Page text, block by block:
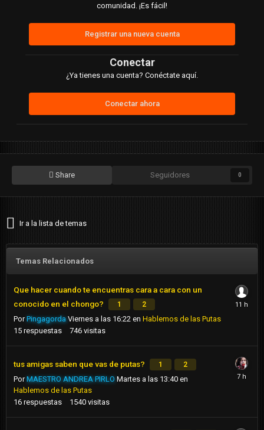
comunidad. ¡Es fácil!
Registrar una nueva cuenta
Conectar
¿Ya tienes una cuenta? Conéctate aquí.
Conectar ahora
Share Seguidores 0
Ir a la lista de temas
Temas Relacionados
Que hacer cuando te encuentras cara a cara con un
conocido en el chongo?
1 2
PorPingagorda Viernes a las 16:22 en Hablemos de las Putas
15 respuestas 746 visitas
tus amigas saben que vas de putas? 1 2
PorMAESTRO ANDREA PIRLO Martes a las 13:40 en
Hablemos de las Putas
16 respuestas 1540 visitas